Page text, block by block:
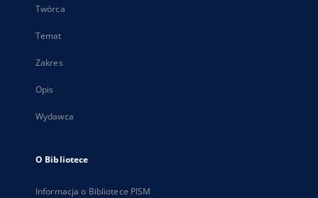
Twórca
Temat
Zakres
Opis
Wydawca
O Bibliotece
Informacja o Bibliotece PISM